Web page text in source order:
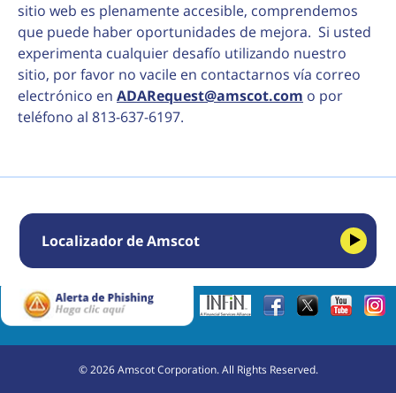
sitio web es plenamente accesible, comprendemos
que puede haber oportunidades de mejora. Si usted
experimenta cualquier desafío utilizando nuestro
sitio, por favor no vacile en contactarnos vía correo
electrónico en ADARequest@amscot.com o por
teléfono al 813-637-6197.
Localizador de Amscot
©2026Amscot Corporation. All Rights Reserved.